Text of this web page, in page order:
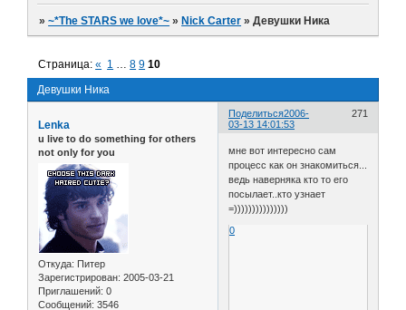
»~*The STARS we love*~ »Nick Carter »Девушки Ника
Девушки Ника
Страница:« 1 … 8 9 10
Поделиться 271
2006-
03-13 14:01:53
Lenka
u live to do something for others
not only for you
Откуда: Питер
Зарегистрирован: 2005-03-21
Приглашений: 0
Сообщений: 3546
мне вот интересно сам
процесс как он знакомиться...
ведь наверняка кто то его
посылает..кто узнает
=)))))))))))))))
0